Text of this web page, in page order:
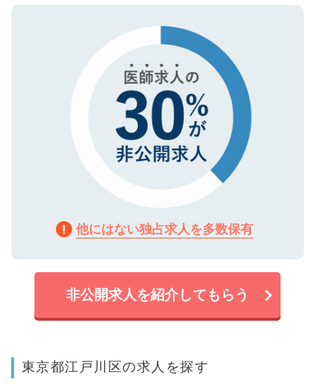
で、機密保持に関してもご安心ください。
ので、まずはご登録ください。
他にはない独占求人を多数保有
非公開求人を紹介してもらう
東京都江戸川区の求人を探す